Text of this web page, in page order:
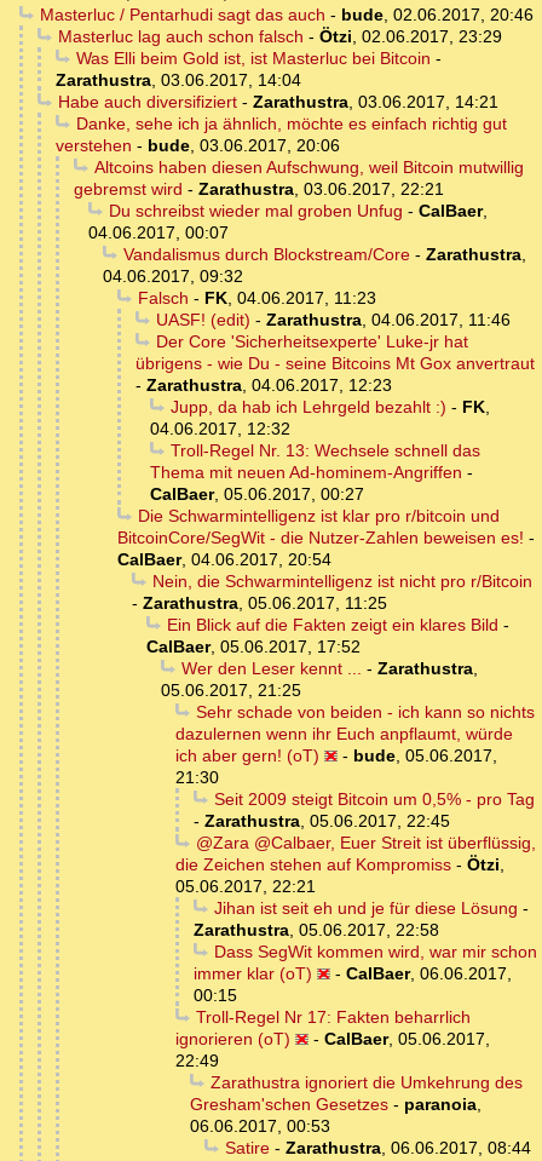
Masterluc / Pentarhudi sagt das auch - bude, 02.06.2017, 20:46
Masterluc lag auch schon falsch - Ötzi, 02.06.2017, 23:29
Was Elli beim Gold ist, ist Masterluc bei Bitcoin -
Zarathustra, 03.06.2017, 14:04
Habe auch diversifiziert- Zarathustra, 03.06.2017, 14:21
Danke, sehe ich ja ähnlich, möchte es einfach richtig gut
verstehen - bude, 03.06.2017, 20:06
Altcoins haben diesen Aufschwung, weil Bitcoin mutwillig
gebremst wird - Zarathustra, 03.06.2017, 22:21
Du schreibst wieder mal groben Unfug - CalBaer,
04.06.2017, 00:07
Vandalismus durch Blockstream/Core- Zarathustra,
04.06.2017, 09:32
Falsch - FK, 04.06.2017, 11:23
UASF! (edit) - Zarathustra, 04.06.2017, 11:46
Der Core 'Sicherheitsexperte' Luke-jr hat
übrigens - wie Du - seine Bitcoins Mt Gox anvertraut
- Zarathustra, 04.06.2017, 12:23
Jupp, da hab ich Lehrgeld bezahlt :) - FK,
04.06.2017, 12:32
Troll-Regel Nr. 13: Wechsele schnell das
Thema mit neuen Ad-hominem-Angriffen -
CalBaer, 05.06.2017, 00:27
Die Schwarmintelligenz ist klar pro r/bitcoin und
BitcoinCore/SegWit - die Nutzer-Zahlen beweisen es! -
CalBaer, 04.06.2017, 20:54
Nein, die Schwarmintelligenz ist nicht pro r/Bitcoin
- Zarathustra, 05.06.2017, 11:25
Ein Blick auf die Fakten zeigt ein klares Bild -
CalBaer, 05.06.2017, 17:52
Wer den Leser kennt ... - Zarathustra,
05.06.2017, 21:25
Sehr schade von beiden - ich kann so nichts
dazulernen wenn ihr Euch anpflaumt, würde
ich aber gern! (oT)
- bude, 05.06.2017,
21:30
Seit 2009 steigt Bitcoin um 0,5% - pro Tag
- Zarathustra, 05.06.2017, 22:45
@Zara @Calbaer, Euer Streit ist überflüssig,
die Zeichen stehen auf Kompromiss - Ötzi,
05.06.2017, 22:21
Jihan ist seit eh und je für diese Lösung -
Zarathustra, 05.06.2017, 22:58
Dass SegWit kommen wird, war mir schon
immer klar (oT)
- CalBaer, 06.06.2017,
00:15
Troll-Regel Nr 17: Fakten beharrlich
ignorieren (oT)
- CalBaer, 05.06.2017,
22:49
Zarathustra ignoriert die Umkehrung des
Gresham'schen Gesetzes - paranoia,
06.06.2017, 00:53
Satire- Zarathustra, 06.06.2017, 08:44